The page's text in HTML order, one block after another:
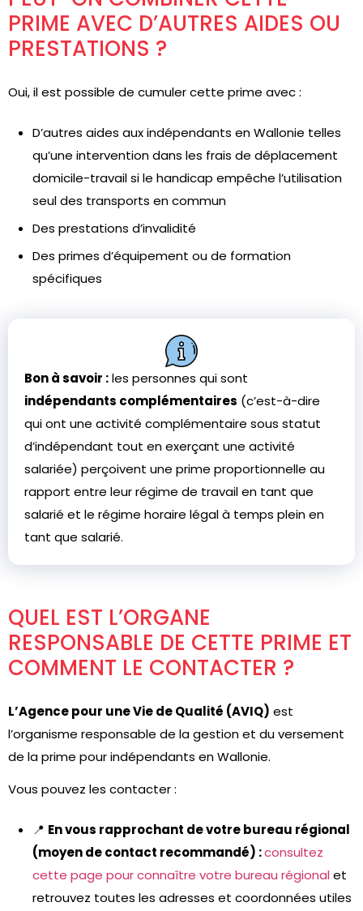
PRIME AVEC D’AUTRES AIDES OU
PRESTATIONS ?
Oui, il est possible de cumuler cette prime avec :
D’autres aides aux indépendants en Wallonie telles
qu’une intervention dans les frais de déplacement
domicile-travail si le handicap empêche l’utilisation
seul des transports en commun
Des prestations d’invalidité
Des primes d’équipement ou de formation
spécifiques
Bon à savoir :les personnes qui sont
indépendants complémentaires (c’est-à-dire
qui ont une activité complémentaire sous statut
d’indépendant tout en exerçant une activité
salariée) perçoivent une prime proportionnelle au
rapport entre leur régime de travail en tant que
salarié et le régime horaire légal à temps plein en
tant que salarié.
QUEL EST L’ORGANE
RESPONSABLE DE CETTE PRIME ET
COMMENT LE CONTACTER ?
L’Agence pour une Vie de Qualité (AVIQ) est
l’organisme responsable de la gestion et du versement
de la prime pour indépendants en Wallonie.
Vous pouvez les contacter :
📍 En vous rapprochant de votre bureau régional
(moyen de contact recommandé) :consultez
cette page pour connaître votre bureau régional et
retrouvez toutes les adresses et coordonnées utiles